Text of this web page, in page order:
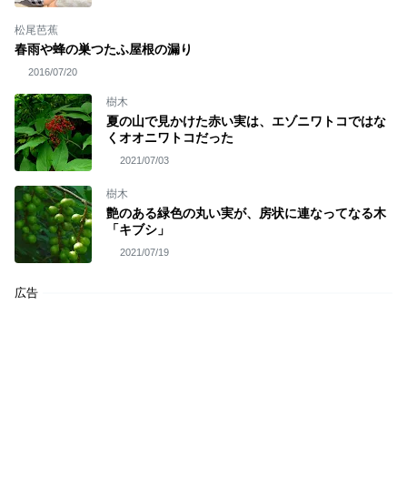
松尾芭蕉
春雨や蜂の巣つたふ屋根の漏り
2016/07/20
樹木
夏の山で見かけた赤い実は、エゾニワトコではな
くオオニワトコだった
2021/07/03
樹木
艶のある緑色の丸い実が、房状に連なってなる木
「キブシ」
2021/07/19
広告